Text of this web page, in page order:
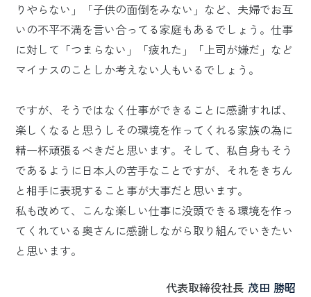
りやらない」「子供の面倒をみない」など、夫婦でお互
いの不平不満を言い合ってる家庭もあるでしょう。仕事
に対して「つまらない」「疲れた」「上司が嫌だ」など
マイナスのことしか考えない人もいるでしょう。
ですが、そうではなく仕事ができることに感謝すれば、
楽しくなると思うしその環境を作ってくれる家族の為に
精一杯頑張るべきだと思います。そして、私自身もそう
であるように日本人の苦手なことですが、それをきちん
と相手に表現すること事が大事だと思います。
私も改めて、こんな楽しい仕事に没頭できる環境を作っ
てくれている奥さんに感謝しながら取り組んでいきたい
と思います。
代表取締役社長 茂田 勝昭